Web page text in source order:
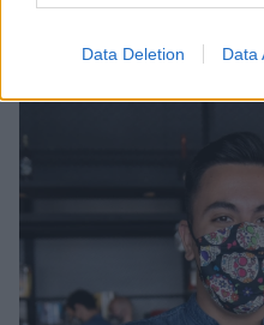
Data Deletion Data
επιβολή μάσκας και σε